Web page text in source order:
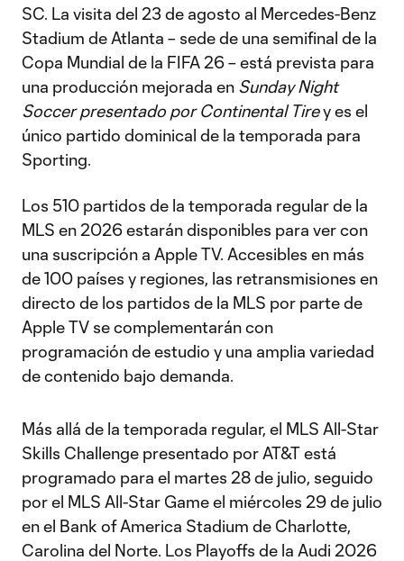
SC. La visita del 23 de agosto al Mercedes-Benz
Stadium de Atlanta – sede de una semifinal de la
Copa Mundial de la FIFA 26 – está prevista para
una producción mejorada en Sunday Night
Soccer presentado por Continental Tirey es el
único partido dominical de la temporada para
Sporting.
Los 510 partidos de la temporada regular de la
MLS en 2026 estarán disponibles para ver con
una suscripción a Apple TV. Accesibles en más
de 100 países y regiones, las retransmisiones en
directo de los partidos de la MLS por parte de
Apple TV se complementarán con
programación de estudio y una amplia variedad
de contenido bajo demanda.
Más allá de la temporada regular, el MLS All-Star
Skills Challenge presentado por AT&T está
programado para el martes 28 de julio, seguido
por el MLS All-Star Game el miércoles 29 de julio
en el Bank of America Stadium de Charlotte,
Carolina del Norte. Los Playoffs de la Audi 2026